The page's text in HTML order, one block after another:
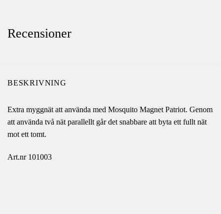
Recensioner
BESKRIVNING
Extra myggnät att använda med Mosquito Magnet Patriot. Genom
att använda två nät parallellt går det snabbare att byta ett fullt nät
mot ett tomt.
Art.nr 101003